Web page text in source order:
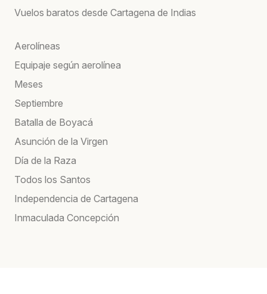
Vuelos baratos desde Cartagena de Indias
Aerolíneas
Equipaje según aerolínea
Meses
Septiembre
Batalla de Boyacá
Asunción de la Virgen
Día de la Raza
Todos los Santos
Independencia de Cartagena
Inmaculada Concepción